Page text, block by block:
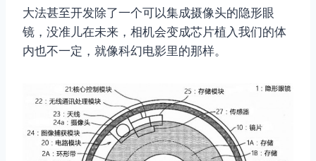
大法甚至开发除了一个可以集成摄像头的隐形眼
镜，没准儿在未来，相机会变成芯片植入我们的体
内也不一定，就像科幻电影里的那样。